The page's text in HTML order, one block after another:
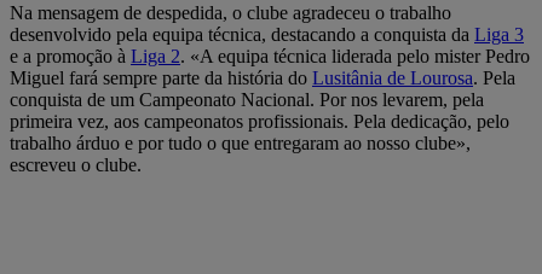
Na mensagem de despedida, o clube agradeceu o trabalho
desenvolvido pela equipa técnica, destacando a conquista da Liga 3
e a promoção à Liga 2. «A equipa técnica liderada pelo mister Pedro
Miguel fará sempre parte da história do Lusitânia de Lourosa. Pela
conquista de um Campeonato Nacional. Por nos levarem, pela
primeira vez, aos campeonatos profissionais. Pela dedicação, pelo
trabalho árduo e por tudo o que entregaram ao nosso clube»,
escreveu o clube.